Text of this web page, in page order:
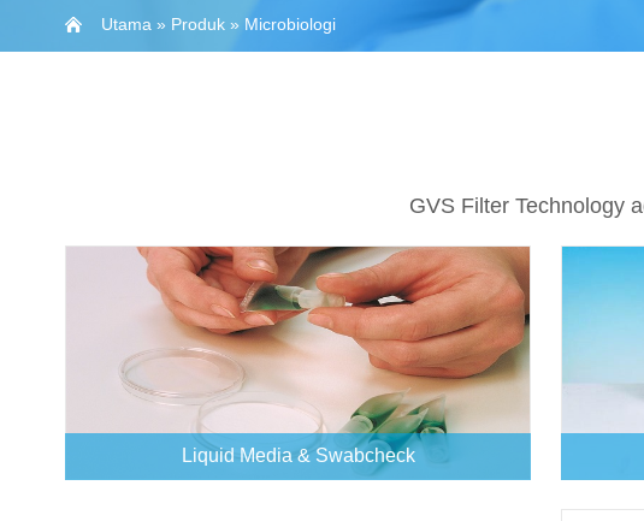
Utama » Produk» Microbiologi
GVS Filter Technology
Liquid Media & Swabcheck